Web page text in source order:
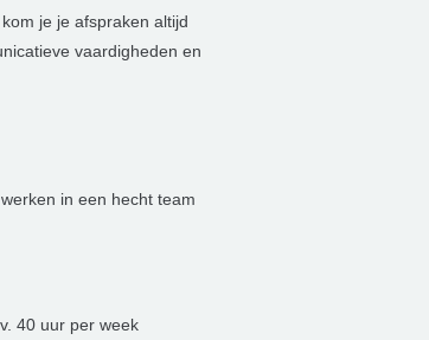
je je afspraken altijd
vaardigheden en
in een hecht team
40 uur per week